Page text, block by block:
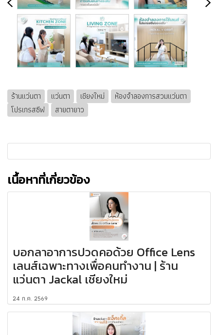
ร้านแว่นตา แว่นตา เชียงใหม่
ห้องจำลองการสวมแว่นตา
โปรเกรสซีฟ
สายตายาว
เนื้อหาที่เกี่ยวข้อง
บอกลาอาการปวดคอด้วย Office Lens
เลนส์เฉพาะทางเพื่อคนทำงาน | ร้าน
แว่นตา Jackal เชียงใหม่
24 ก.ค. 2569